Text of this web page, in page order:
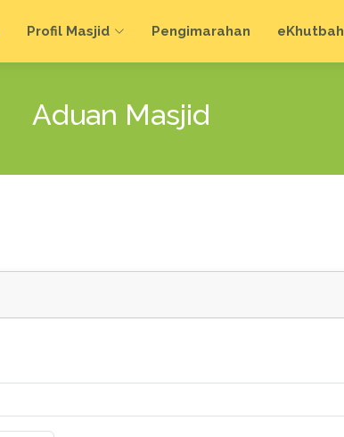
Profil Masjid Pengimarahan eKhutbah
Aduan Masjid